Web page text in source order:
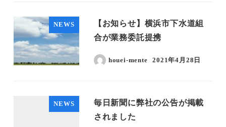
NEWS
【お知らせ】横浜市下水道組
合が業務委託提携
houei-mente 2021年4月28日
NEWS
毎日新聞に弊社の公告が掲載
されました